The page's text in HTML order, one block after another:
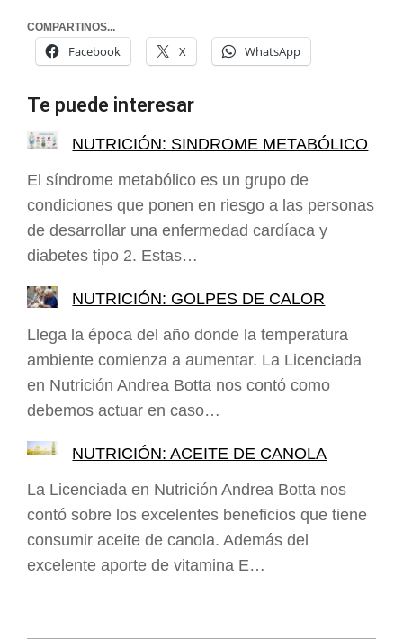
COMPARTINOS...
Facebook X WhatsApp
Te puede interesar
NUTRICIÓN: SINDROME METABÓLICO
El síndrome metabólico es un grupo de
condiciones que ponen en riesgo a las personas
de desarrollar una enfermedad cardíaca y
diabetes tipo 2. Estas…
NUTRICIÓN: GOLPES DE CALOR
Llega la época del año donde la temperatura
ambiente comienza a aumentar. La Licenciada
en Nutrición Andrea Botta nos contó como
debemos actuar en caso…
NUTRICIÓN: ACEITE DE CANOLA
La Licenciada en Nutrición Andrea Botta nos
contó sobre los excelentes beneficios que tiene
consumir aceite de canola. Además del
excelente aporte de vitamina E…